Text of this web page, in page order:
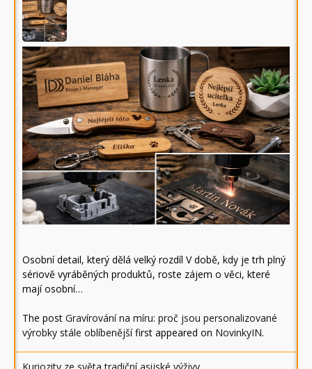
Osobní detail, který dělá velký rozdíl V době, kdy je trh plný
sériově vyráběných produktů, roste zájem o věci, které
mají osobní…
The post Gravírování na míru: proč jsou personalizované
výrobky stále oblíbenějšífirst appeared on NovinkyIN.